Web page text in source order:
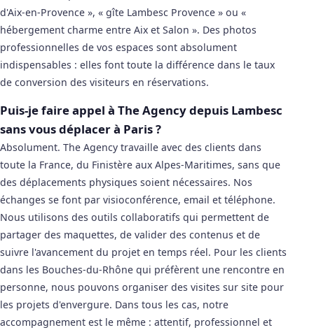
d'Aix-en-Provence », « gîte Lambesc Provence » ou «
hébergement charme entre Aix et Salon ». Des photos
professionnelles de vos espaces sont absolument
indispensables : elles font toute la différence dans le taux
de conversion des visiteurs en réservations.
Puis-je faire appel à The Agency depuis Lambesc
sans vous déplacer à Paris ?
Absolument. The Agency travaille avec des clients dans
toute la France, du Finistère aux Alpes-Maritimes, sans que
des déplacements physiques soient nécessaires. Nos
échanges se font par visioconférence, email et téléphone.
Nous utilisons des outils collaboratifs qui permettent de
partager des maquettes, de valider des contenus et de
suivre l'avancement du projet en temps réel. Pour les clients
dans les Bouches-du-Rhône qui préfèrent une rencontre en
personne, nous pouvons organiser des visites sur site pour
les projets d'envergure. Dans tous les cas, notre
accompagnement est le même : attentif, professionnel et